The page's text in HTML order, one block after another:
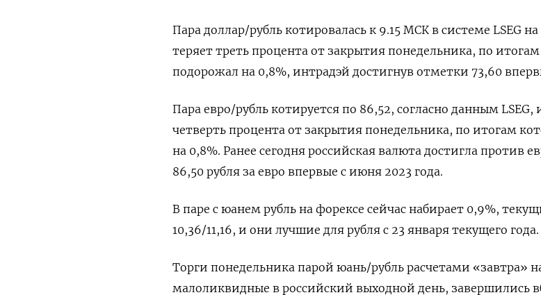
Пара доллар/рубль котировалась к 9.15 МСК в системе LSEG
теряет треть процента от закрытия понедельника, по
подорожал на 0,8%, интрадэй достигнув отметки 73,60
Пара евро/рубль котируется по 86,52, ​согласно данным LSEG,
четверть ​процента от ⁠закрытия понедельника, по итогам
на 0,8%. Ранее сегодня российская валюта достигла против
86,50 рубля за евро впервые с июня 2023 ‌года.
В паре с юанем рубль на форексе сейчас набирает 0,9%,
10,36/11,16, и они лучшие для рубля с 23 января ​текущего года.
Торги понедельника парой юань/рубль расчетами «завтра»
малоликвидные в российский выходной день, завершились